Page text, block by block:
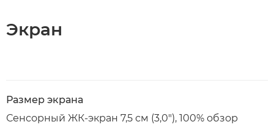
Экран
Размер экрана
Сенсорный ЖК-экран 7,5 см (3,0"), 100% обзор